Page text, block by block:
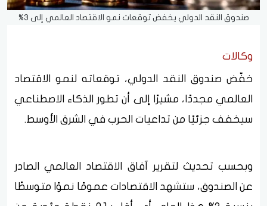
صندوق النقد الدولي يخفض توقعات نمو الاقتصاد العالمي إلى 3%
وكالات
خفّض صندوق النقد الدولي، توقعاته لنمو الاقتصاد
العالمي مجددًا، مشيرًا إلى أن تطور الذكاء الاصطناعي
سيخفف جزئيًا من تداعيات الحرب في الشرق الأوسط.
وبحسب تحديث لتقرير آفاق الاقتصاد العالمي الصادر
عن الصندوق، ستشهد الاقتصادات عمومًا نموًا متوسطًا